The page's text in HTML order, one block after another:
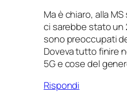
Ma è chiaro, alla
ci sarebbe stato un
sono preoccupati
Doveva tutto finire
5G e cose del
Rispondi